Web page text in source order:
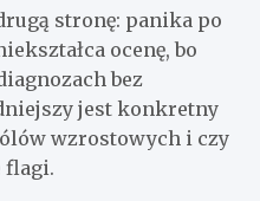
stronę: panika po
ocenę, bo
bez
jest konkretny
wzrostowych i czy
flagi.